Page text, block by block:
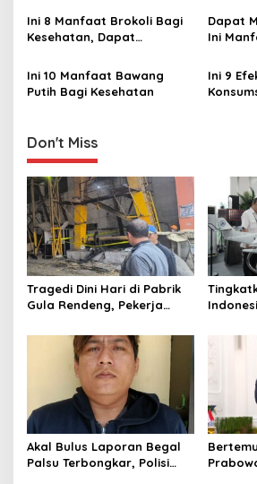
t
o
Kalsel
Ini 8 Manfaat Brokoli Bagi
Kesehatan, Dapat
Meningkatkan Kesehatan
Kulit
Dapat
Ini
Ini 10 Manfaat Bawang
Putih Bagi Kesehatan ‎
Ini 9
Don't Miss
Tragedi Dini Hari di Pabrik
Gula Rendeng, Pekerja
Pengangkat Tebu
hingga
Terbaik
Akal Bulus Laporan Begal
Palsu Terbongkar, Polisi